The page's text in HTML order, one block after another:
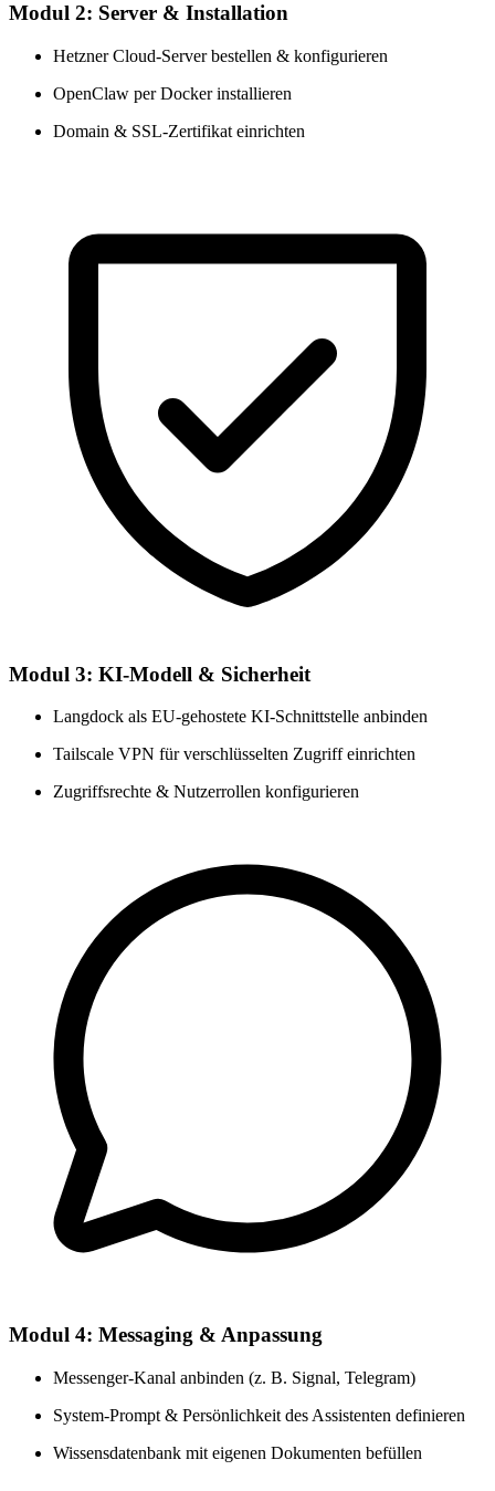
Modul 2: Server & Installation
Hetzner Cloud-Server bestellen & konfigurieren
OpenClaw per Docker installieren
Domain & SSL-Zertifikat einrichten
Modul 3: KI-Modell & Sicherheit
Langdock als EU-gehostete KI-Schnittstelle anbinden
Tailscale VPN für verschlüsselten Zugriff einrichten
Zugriffsrechte & Nutzerrollen konfigurieren
Modul 4: Messaging & Anpassung
Messenger-Kanal anbinden (z. B. Signal, Telegram)
System-Prompt & Persönlichkeit des Assistenten definieren
Wissensdatenbank mit eigenen Dokumenten befüllen